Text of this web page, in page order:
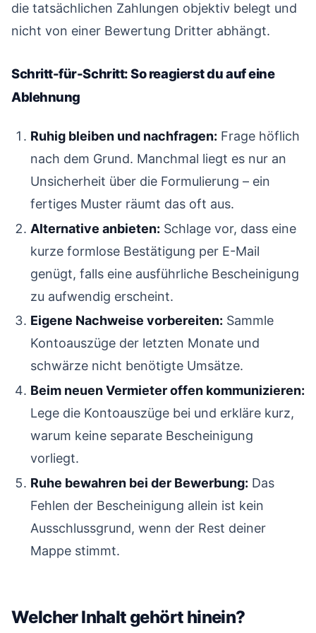
die tatsächlichen Zahlungen objektiv belegt und
nicht von einer Bewertung Dritter abhängt.
Schritt-für-Schritt: So reagierst du auf eine
Ablehnung
Ruhig bleiben und nachfragen: Frage höflich
nach dem Grund. Manchmal liegt es nur an
Unsicherheit über die Formulierung – ein
fertiges Muster räumt das oft aus.
Alternative anbieten: Schlage vor, dass eine
kurze formlose Bestätigung per E-Mail
genügt, falls eine ausführliche Bescheinigung
zu aufwendig erscheint.
Eigene Nachweise vorbereiten: Sammle
Kontoauszüge der letzten Monate und
schwärze nicht benötigte Umsätze.
Beim neuen Vermieter offen kommunizieren:
Lege die Kontoauszüge bei und erkläre kurz,
warum keine separate Bescheinigung
vorliegt.
Ruhe bewahren bei der Bewerbung: Das
Fehlen der Bescheinigung allein ist kein
Ausschlussgrund, wenn der Rest deiner
Mappe stimmt.
Welcher Inhalt gehört hinein?